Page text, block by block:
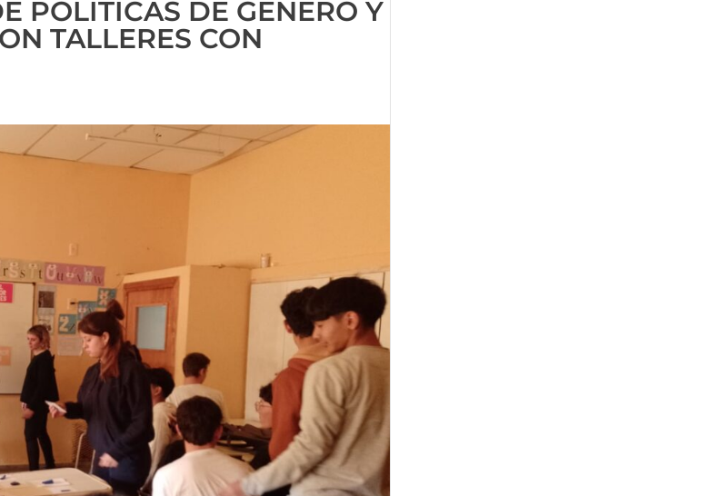
POLÍTICAS DE GÉNERO Y
TALLERES CON